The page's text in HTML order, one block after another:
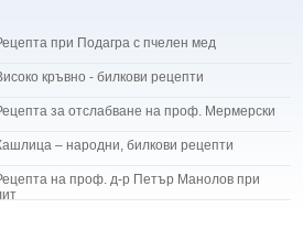
при Подагра с пчелен мед
кръвно - билкови рецепти
за отслабване на проф. Мермерски
– народни, билкови рецепти
на проф. д-р Петър Манолов при